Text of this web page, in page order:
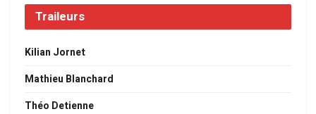
Traileurs
Kilian Jornet
Mathieu Blanchard
Théo Detienne